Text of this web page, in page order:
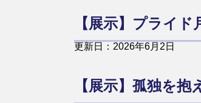
【展示】プライド
更新日：2026年6月2日
【展示】孤独を